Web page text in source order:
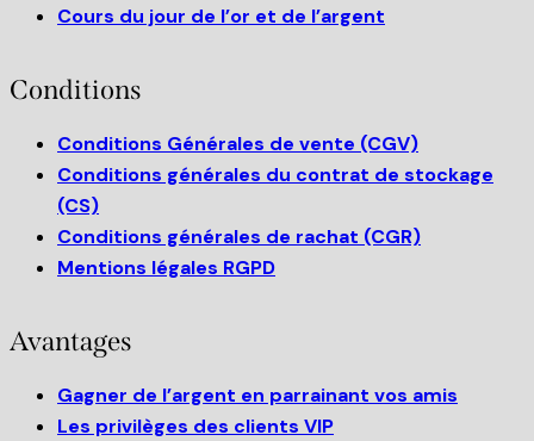
Cours du jour de l’or et de l’argent
Conditions
Conditions Générales de vente (CGV)
Conditions générales du contrat de stockage
(CS)
Conditions générales de rachat (CGR)
Mentions légales RGPD
Avantages
Gagner de l’argent en parrainant vos amis
Les privilèges des clients VIP